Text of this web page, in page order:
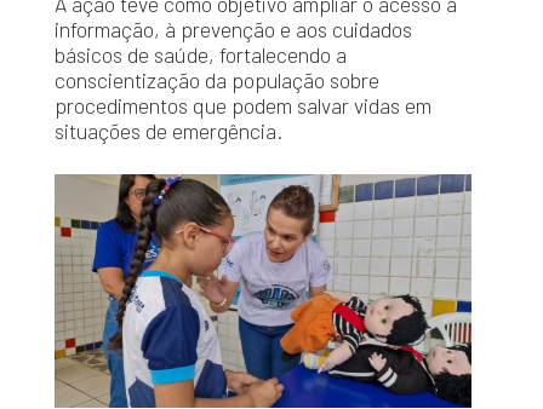
informação, à prevenção e aos cuidados
básicos de saúde, fortalecendo a
conscientização da população sobre
procedimentos que podem salvar vidas em
situações de emergência.